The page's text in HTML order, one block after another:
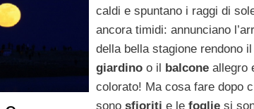
caldi e spuntano i raggi di
ancora timidi: annunciano
della bella stagione rendono il
giardinoo il balconeallegro
colorato! Ma cosa fare dopo
sono sfioriti e le fogliesi